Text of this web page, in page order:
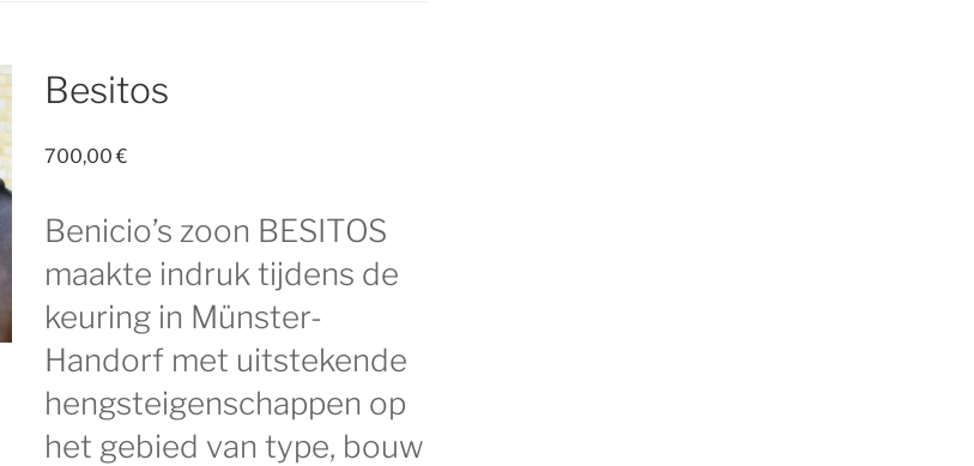
Besitos
700,00€
Benicio’s zoon BESITOS
maakte indruk tijdens de
keuring in Münster-
Handorf met uitstekende
hengsteigenschappen op
het gebied van type, bouw